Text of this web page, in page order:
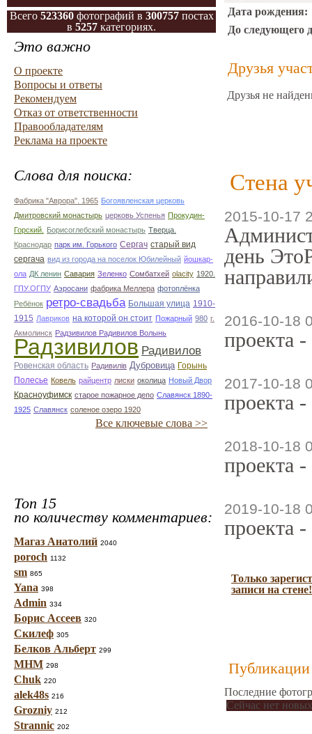
Всего 523360фотографий в 300757постах
в 5257 категориях.
Это важно
О проекте
Вопросы и ответы
Рекомендуем
Отказ от ответственности
Правообладателям
Реклама на проекте
Слова для поиска:
Фабрика "Аврора". 1965 Богоявленская церковь
Дмитровский монастырь церковь Успенья Прокудин-
Горский.
Борисоглебский монастырь Тверца.
Краснодар парк им. Горького Сергач старый вид
сергача вид из города на поселок Юбилейный йошкар-
ола ДК ленин Савария Зеленко Сомбатхей olacity 1920.
ГПУ.ОГПУ Аэросани фабрика Меллера фотоплёнка
Ребёнок ретро-свадьба Большая улица 1910-
1915 Лавриков на которой он стоит Пожарный 980 г.
Акмолинск Радзивилов Радивилов Волынь
Радзивилов Радивилов
Ровенская область Радивилiв Дубровица Горынь
Полесье Ковель райцентр лиски околица Новый Двор
Красноуфимск старое пожарное депо Славянск 1890-
1925 Славянск соленое озеро 1920
Все ключевые слова >>
Топ 15
по количеству комментариев:
Магаз Анатолий 2040
poroch 1132
sm 865
Yana 398
Admin 334
Борис Ассеев 320
Скилеф 305
Белков Альберт 299
МНМ 298
Chuk 220
alek48s 216
Grozniy 212
Strannic 202
Дата рождения:
До следующего
Друзья
Друзья не
Стена
2015-10-17
день
2016-10-18
проекта
2017-10-18
проекта
2018-10-18
проекта
2019-10-18
проекта
Только
записи на стене!
Публикации
Последние
Сейчас нет